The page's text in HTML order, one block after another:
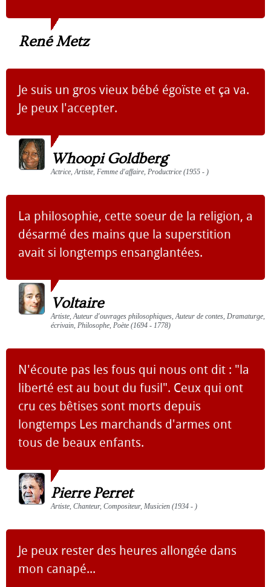
René Metz
Je suis un gros vieux bébé égoïste et ça va.
Je peux l'accepter.
Whoopi Goldberg
Actrice, Artiste, Femme d'affaire, Productrice (1955 - )
La philosophie, cette soeur de la religion, a
désarmé des mains que la superstition
avait si longtemps ensanglantées.
Voltaire
Artiste, Auteur d'ouvrages philosophiques, Auteur de contes, Dramaturge,
écrivain, Philosophe, Poète (1694 - 1778)
N'écoute pas les fous qui nous ont dit : "la
liberté est au bout du fusil". Ceux qui ont
cru ces bêtises sont morts depuis
longtemps Les marchands d'armes ont
tous de beaux enfants.
Pierre Perret
Artiste, Chanteur, Compositeur, Musicien (1934 - )
Je peux rester des heures allongée dans
mon canapé...